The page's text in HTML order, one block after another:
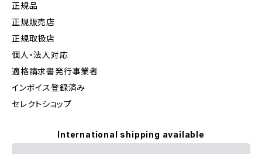
正規品
正規販売店
正規取扱店
個人・法人対応
適格請求書発行事業者
インボイス登録済み
セレクトショップ
International shipping available